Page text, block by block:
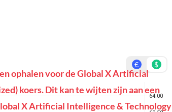
€ $
ophalen voor de Global X Artificial
koers. Dit kan te wijten zijn aan een
X Artificial Intelligence & Technology